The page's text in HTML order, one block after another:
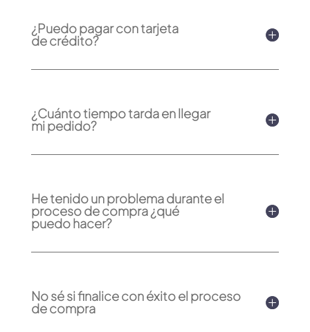
¿Puedo pagar con tarjeta
de crédito?
¿Cuánto tiempo tarda en llegar
mi pedido?
He tenido un problema durante el
proceso de compra ¿qué
puedo hacer?
No sé si finalice con éxito el proceso
de compra